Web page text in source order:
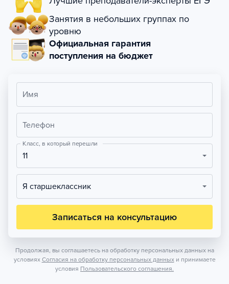
Занятия в небольших группах по
уровню
Официальная гарантия
поступления на бюджет
Имя
Телефон
Класс, в который перешли
11
Я старшеклассник
Записаться на консультацию
Продолжая, вы соглашаетесь на обработку персональных данных на
условиях Согласия на обработку персональных данных и принимаете
условия Пользовательского соглашения.